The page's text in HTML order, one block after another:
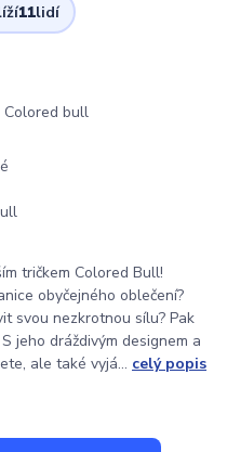
11lidí
tričkem Colored Bull!
obyčejného oblečení?
svou nezkrotnou sílu? Pak
jeho dráždivým designem a
ale také vyjá... celý popis